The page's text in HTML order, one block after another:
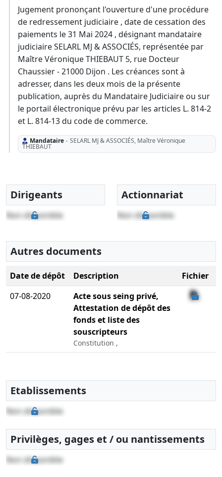
Jugement prononçant l'ouverture d'une procédure
de redressement judiciaire , date de cessation des
paiements le 31 Mai 2024 , désignant mandataire
judiciaire SELARL MJ & ASSOCIÉS, représentée par
Maître Véronique THIEBAUT 5, rue Docteur
Chaussier - 21000 Dijon . Les créances sont à
adresser, dans les deux mois de la présente
publication, auprès du Mandataire Judiciaire ou sur
le portail électronique prévu par les articles L. 814-2
et L. 814-13 du code de commerce.
Mandataire - SELARL MJ & ASSOCIÉS, Maître Véronique
THIEBAUT
Dirigeants
Non disponible
Actionnariat
Non disponible
Autres documents
Date de dépôt Description
Fichier
07-08-2020
Acte sous seing privé,
Attestation de dépôt des
fonds et liste des
souscripteurs
Constitution ,
Etablissements
Non disponible
Privilèges, gages et / ou nantissements
Non disponible